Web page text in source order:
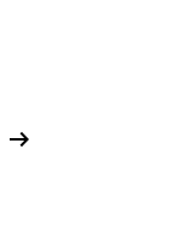
arrow_right_alt